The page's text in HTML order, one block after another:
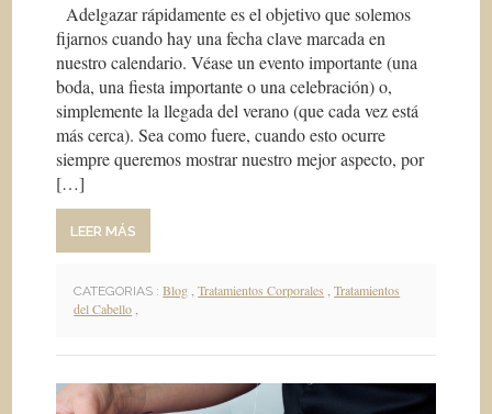
Adelgazar rápidamente es el objetivo que solemos
fijarnos cuando hay una fecha clave marcada en
nuestro calendario. Véase un evento importante (una
boda, una fiesta importante o una celebración) o,
simplemente la llegada del verano (que cada vez está
más cerca). Sea como fuere, cuando esto ocurre
siempre queremos mostrar nuestro mejor aspecto, por
[…]
LEER MÁS
CATEGORIAS : Blog ,Tratamientos Corporales ,Tratamientos
del Cabello